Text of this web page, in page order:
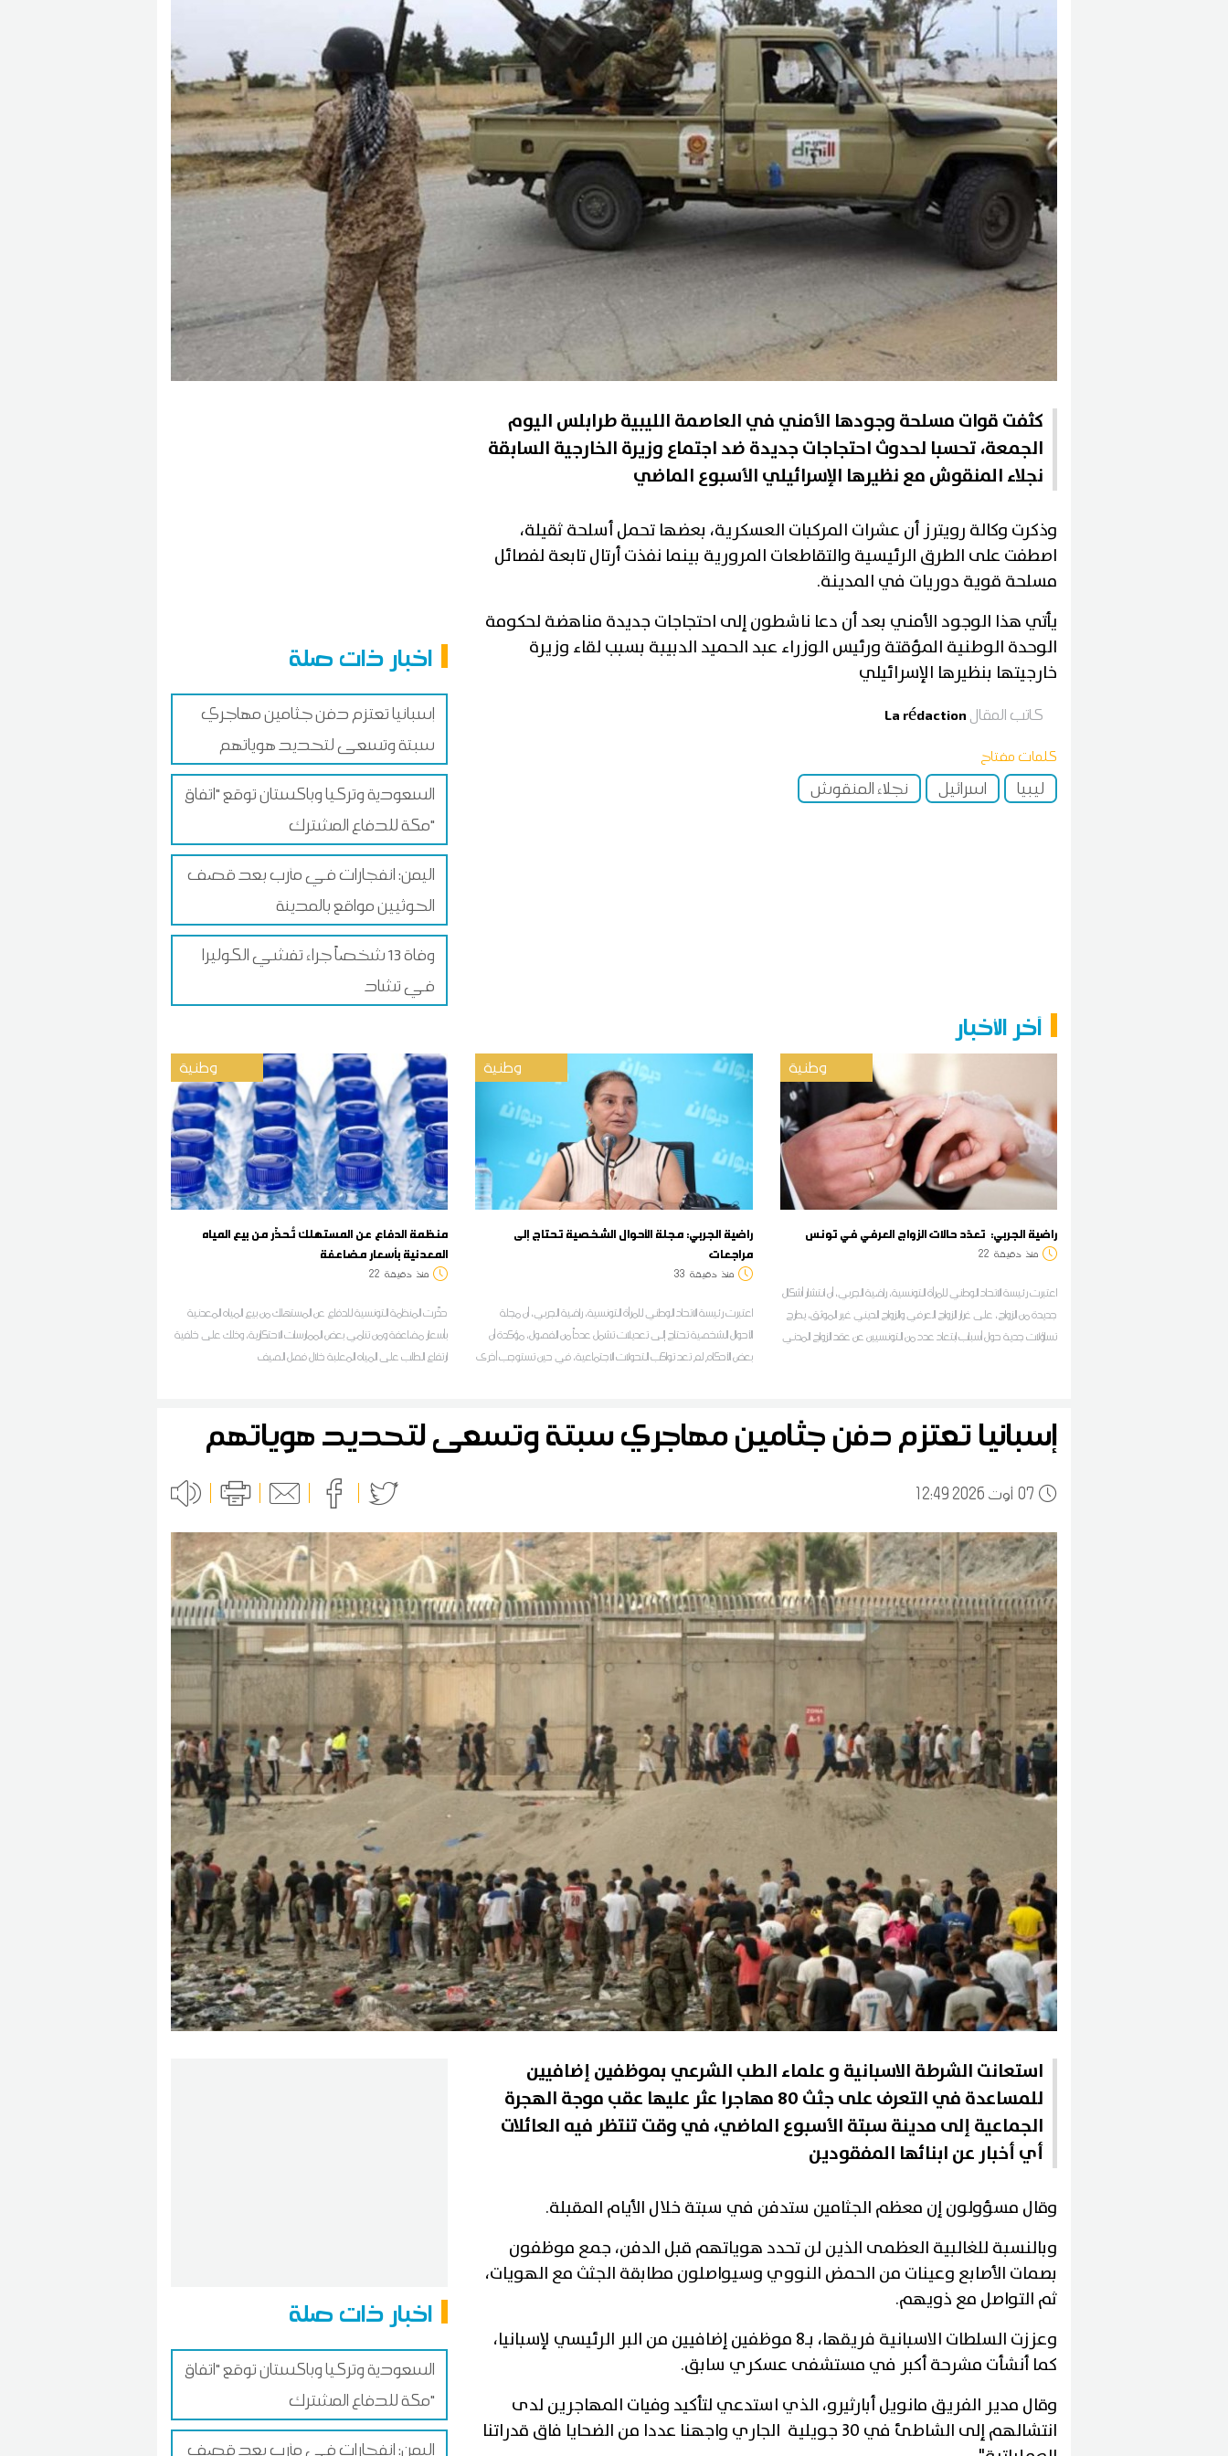
اخبار ذات صلة
إسبانيا تعتزم دفن جثامين مهاجري
سبتة وتسعى لتحديد هوياتهم
السعودية وتركيا وباكستان توقع "اتفاق
مكة للدفاع المشترك"
اليمن: انفجارات في مأرب بعد قصف
الحوثيين مواقع بالمدينة
وفاة 13 شخصاً جراء تفشي الكوليرا
في تشاد
كثفت قوات مسلحة وجودها الأمني في العاصمة الليبية طرابلس اليوم
الجمعة، تحسبا لحدوث احتجاجات جديدة ضد اجتماع وزيرة الخارجية السابقة
نجلاء المنقوش مع نظيرها الإسرائيلي الأسبوع الماضي
وذكرت وكالة رويترز أن عشرات المركبات العسكرية، بعضها تحمل أسلحة ثقيلة،
اصطفت على الطرق الرئيسية والتقاطعات المرورية بينما نفذت أرتال تابعة لفصائل
مسلحة قوية دوريات في المدينة.
يأتي هذا الوجود الأمني ​​بعد أن دعا ناشطون إلى احتجاجات جديدة مناهضة لحكومة
الوحدة الوطنية المؤقتة ورئيس الوزراء عبد الحميد الدبيبة بسبب لقاء وزيرة
خارجيتها بنظيرها الإسرائيلي
كاتب المقال La rédaction
كلمات مفتاح
ليبيا اسرائيل نجلاء المنقوش
آخر الأخبار
وطنية
منظمة الدفاع عن المستهلك تُحذّر من بيع المياه
المعدنية بأسعار مضاعفة
منذ دقيقة 22
حذّرت المنظمة التونسية للدفاع عن المستهلك من بيع المياه المعدنية
بأسعار مضاعفة ومن تنامي بعض الممارسات الاحتكارية، وذلك على خلفية
ارتفاع الطلب على المياه المعلبة خلال فصل الصيف
وطنية
راضية الجربي: مجلة الأحوال الشخصية تحتاج إلى
مراجعات
منذ دقيقة 33
اعتبرت رئيسة الاتحاد الوطني للمرأة التونسية، راضية الجربي، أن مجلة
الأحوال الشخصية تحتاج إلى تعديلات تشمل عدداً من الفصول، مؤكدة أن
بعض الأحكام لم تعد تواكب التحولات الاجتماعية، في حين تستوجب أخرى
وطنية
راضية الجربي: تعدّد حالات الزواج العرفي في تونس
منذ دقيقة 22
اعتبرت رئيسة الاتحاد الوطني للمرأة التونسية، راضية الجربي، أن انتشار أشكال
جديدة من الزواج، على غرار الزواج العرفي والزواج الديني غير الموثق، يطرح
تساؤلات جدية حول أسباب ابتعاد عدد من التونسيين عن عقد الزواج المدني
إسبانيا تعتزم دفن جثامين مهاجري سبتة وتسعى لتحديد هوياتهم
0712:49 2026 أوت
اخبار ذات صلة
السعودية وتركيا وباكستان توقع "اتفاق
مكة للدفاع المشترك"
اليمن: انفجارات في مأرب بعد قصف
استعانت الشرطة الاسبانية و علماء الطب الشرعي بموظفين إضافيين
للمساعدة في التعرف على جثث 80 مهاجرا عثر عليها عقب موجة الهجرة
الجماعية إلى مدينة سبتة الأسبوع الماضي، في وقت تنتظر فيه العائلات
أي أخبار عن ابنائها المفقودين
وقال مسؤولون إن معظم الجثامين ستدفن في سبتة خلال الأيام المقبلة.
وبالنسبة للغالبية العظمى الذين لن تحدد هوياتهم قبل الدفن، جمع موظفون
بصمات الأصابع وعينات من الحمض النووي وسيواصلون مطابقة الجثث مع الهويات،
ثم التواصل مع ذويهم.
وعززت السلطات الاسبانية فريقها، بـ8 موظفين إضافيين من البر الرئيسي لإسبانيا،
كما أنشأت مشرحة أكبر في مستشفى عسكري سابق.
وقال مدير الفريق مانويل أبارثيرو، الذي استدعي لتأكيد وفيات المهاجرين لدى
انتشالهم إلى الشاطئ في 30 جويلية الجاري واجهنا عددا من الضحايا فاق قدراتنا